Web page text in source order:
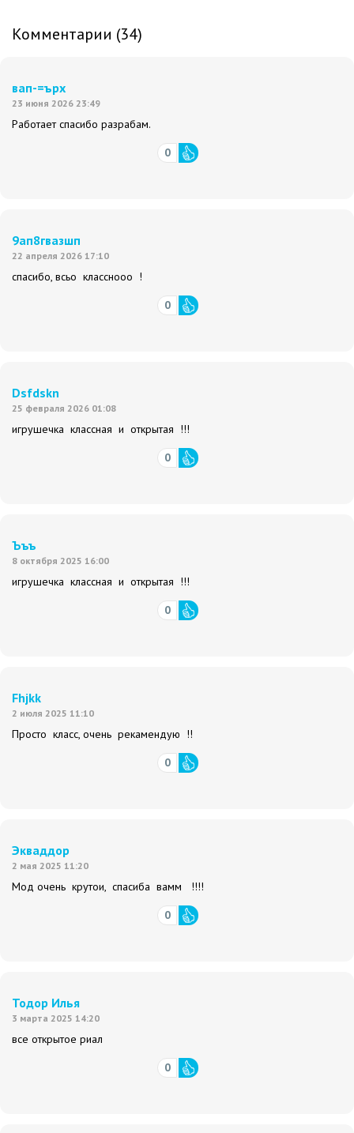
Комментарии (34)
вап-=ърх
23 июня 2026 23:49
Работает спасибо разрабам.
0
9ап8гвазшп
22 апреля 2026 17:10
спасибо, всьо класснооо !
0
Dsfdskn
25 февраля 2026 01:08
игрушечка классная и открытая !!!
0
Ъъъ
8 октября 2025 16:00
игрушечка классная и открытая !!!
0
Fhjkk
2 июля 2025 11:10
Просто класс, очень рекамендую !!
0
Экваддор
2 мая 2025 11:20
Мод очень крутои, спасиба вамм !!!!
0
Тодор Илья
3 марта 2025 14:20
все открытое риал
0